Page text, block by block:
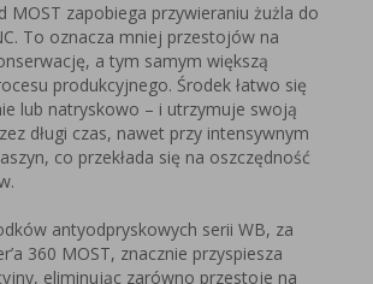
MOST zapobiega przywieraniu żużla do
To oznacza mniej przestojów na
a tym samym większą
produkcyjnego. Środek łatwo się
lub natryskowo – i utrzymuje swoją
długi czas, nawet przy intensywnym
co przekłada się na oszczędność
antyodpryskowych serii WB, za
360 MOST, znacznie przyspiesza
eliminując zarówno przestoje na